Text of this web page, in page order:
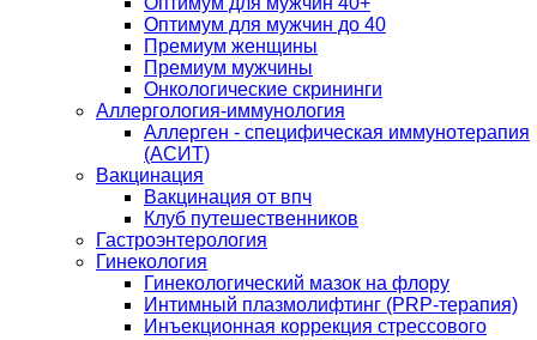
Оптимум для мужчин до 40
Премиум женщины
Премиум мужчины
Онкологические скрининги
Аллергология-иммунология
Аллерген - специфическая иммунотерапия
(АСИТ)
Вакцинация
Вакцинация от впч
Клуб путешественников
Гастроэнтерология
Гинекология
Гинекологический мазок на флору
Интимный плазмолифтинг (PRP-терапия)
Инъекционная коррекция стрессового